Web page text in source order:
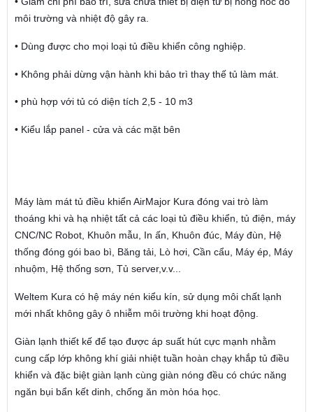
môi trường và nhiệt độ gây ra.
• Dùng được cho mọi loại tủ điều khiển công nghiệp.
• Không phải dừng vận hành khi bảo trì thay thế tủ làm mát.
• phù hợp với tủ có diện tích 2,5 - 10 m3
• Kiểu lắp panel - cửa và các mặt bên
Máy làm mát tủ điều khiển AirMajor Kura đóng vai trò làm
thoáng khi và hạ nhiệt tất cả các loại tủ điều khiển, tủ điện, máy
CNC/NC Robot, Khuôn mẫu, In ấn, Khuôn đúc, Máy đùn, Hệ
thống đóng gói bao bì, Băng tải, Lò hơi, Cần cẩu, Máy ép, Máy
nhuộm, Hệ thống sơn, Tủ server,v.v...
Weltem Kura có hệ máy nén kiểu kín, sử dụng môi chất lạnh
mới nhất không gây ô nhiễm môi trường khi hoạt động.
Giàn lạnh thiết kế để tạo được áp suất hút cực mạnh nhằm
cung cấp lớp không khí giải nhiệt tuần hoàn chạy khắp tủ điều
khiển và đặc biệt giàn lạnh cùng giàn nóng đều có chức năng
ngăn bụi bẩn kết dinh, chống ăn mòn hóa học.